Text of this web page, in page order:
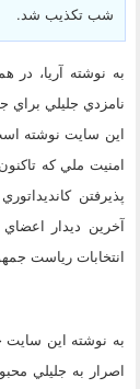
شب تکذيب شد.
به نوشته آریا،
نامزدي جليلي براي
اين سايت نوشته
امنيت ملي که
پذيرفتن
آخرين ديدار اعضاي
انتخابات رياست
اصرار به جليلي